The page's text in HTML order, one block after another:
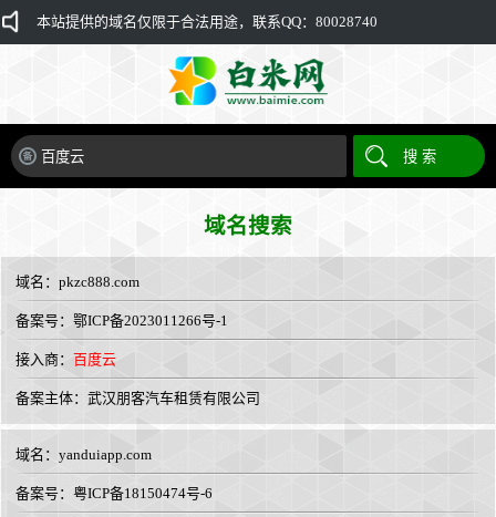
本站提供的域名仅限于合法用途，联系QQ：80028740
域名搜索
域名： pkzc888.com
备案号：鄂ICP备2023011266号-1
接入商： 百度云
备案主体：武汉朋客汽车租赁有限公司
域名： yanduiapp.com
备案号：粤ICP备18150474号-6